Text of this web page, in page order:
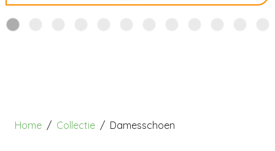
Home Collectie Damesschoen